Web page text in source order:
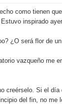
como tienen
inspirado
¿O será flor de
vazqueño me
creérselo. Si el
del fin, no me